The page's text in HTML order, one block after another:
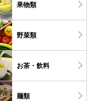
果物類
野菜類
お茶・ 飲料
麺類